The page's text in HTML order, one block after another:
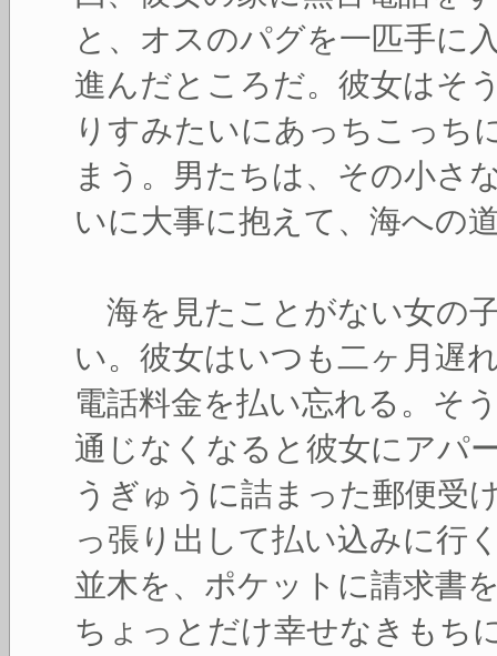
と、オスのパグを一匹手に
進んだところだ。彼女はそ
りすみたいにあっちこっち
まう。男たちは、その小さ
いに大事に抱えて、海への
海を見たことがない女の
い。彼女はいつも二ヶ月遅
電話料金を払い忘れる。そ
通じなくなると彼女にアパ
うぎゅうに詰まった郵便受
っ張り出して払い込みに行
並木を、ポケットに請求書
ちょっとだけ幸せなきもち